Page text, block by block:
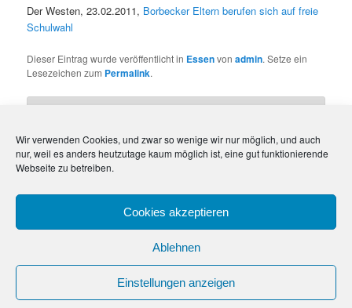
Wir verwenden Cookies, und zwar so wenige wir nur möglich, und auch
nur, weil es anders heutzutage kaum möglich ist, eine gut funktionierende
Webseite zu betreiben.
Cookies akzeptieren
Ablehnen
Einstellungen anzeigen
Der Westen, 23.02.2011, Borbecker Eltern berufen sich auf freie
Schulwahl
Dieser Eintrag wurde veröffentlicht in Essenvonadmin. Setze ein
Lesezeichen zum Permalink.
Du musstangemeldetsein, um einen Kommentar
abzugeben.
Erfahre, wie deine Kommentardaten verarbeitet werden.
Kontakt | Impressum | Datenschutz Stolz präsentiert von WordPress